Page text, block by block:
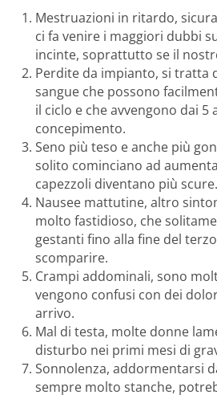
Mestruazioni in ritardo,
ci fa venire i maggiori dubbi
incinte, soprattutto se il
Perdite da impianto, si tratta
sangue che possono
il ciclo e che avvengono dai 5
concepimento.
Seno più teso e anche più
solito cominciano ad
capezzoli diventano più scure.
Nausee mattutine, altro
molto fastidioso, che
gestanti fino alla fine del
scomparire.
Crampi addominali, sono
vengono confusi con dei
arrivo.
Mal di testa, molte donne
disturbo nei primi mesi di
Sonnolenza, addormentarsi
sempre molto stanche,